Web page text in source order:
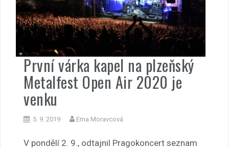
První várka kapel na plzeňský
Metalfest Open Air 2020 je
venku
5. 9. 2019 Ema Moravcová
V pondělí 2. 9., odtajnil Pragokoncert seznam